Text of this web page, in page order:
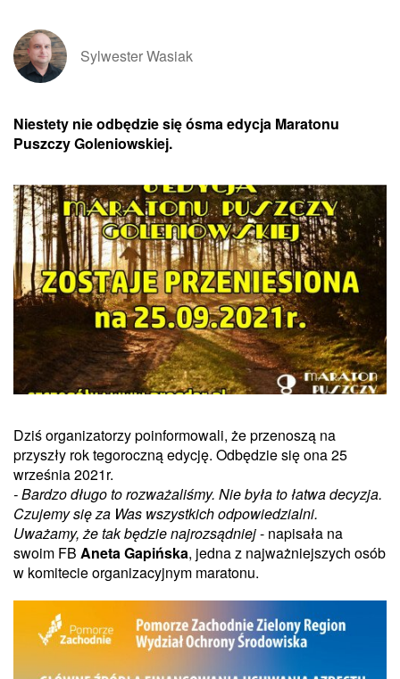
Sylwester Wasiak
Niestety nie odbędzie się ósma edycja Maratonu
Puszczy Goleniowskiej.
Dziś organizatorzy poinformowali, że przenoszą na
przyszły rok tegoroczną edycję. Odbędzie się ona 25
września 2021r.
- Bardzo długo to rozważaliśmy. Nie była to łatwa decyzja.
Czujemy się za Was wszystkich odpowiedzialni.
Uważamy, że tak będzie najrozsądniej- napisała na
swoim FB Aneta Gapińska, jedna z najważniejszych osób
w komitecie organizacyjnym maratonu.